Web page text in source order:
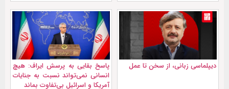
دیپلماسی زبانی، از سخن تا عمل
پاسخ بقایی به پرسش ایراف: هیچ
انسانی نمی‌تواند نسبت به جنایات
آمریکا و اسرائیل بی‌تفاوت بماند